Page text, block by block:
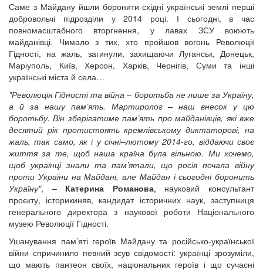
Саме з Майдану йшли боронити східні українські землі перші
добровольчі підрозділи у 2014 році. І сьогодні, в час
повномасштабного вторгнення, у лавах ЗСУ воюють
майданівці. Чимало з тих, хто пройшов вогонь Революції
Гідності, на жаль, загинули, захищаючи Луганськ, Донецьк,
Маріуполь, Київ, Херсон, Харків, Чернігів, Суми та інші
українські міста й села…
"Революція Гідності та війна – боротьба не лише за Україну,
а й за нашу пам’ять. Мартиролог – наш внесок у цю
боротьбу. Він зберігатиме пам’ять про майданівців, які вже
десятий рік протистоять кремлівському диктаторові, на
жаль, так само, як і у січні–лютому 2014-го, віддаючи своє
життя за те, щоб наша країна була вільною. Ми хочемо,
щоб українці знали та пам’ятали, що росія почала війну
проти України на Майдані, але Майдан і сьогодні боронить
Україну", – Катерина Романова, науковий консультант
проєкту, історикиняв, кандидат історичних наук, заступниця
генерального директора з наукової роботи Національного
музею Революції Гідності.
Ушанування пам’яті героїв Майдану та російсько-української
війни спричинило певний зсув свідомості: українці зрозуміли,
що мають пантеон своїх, національних героїв і що сучасні